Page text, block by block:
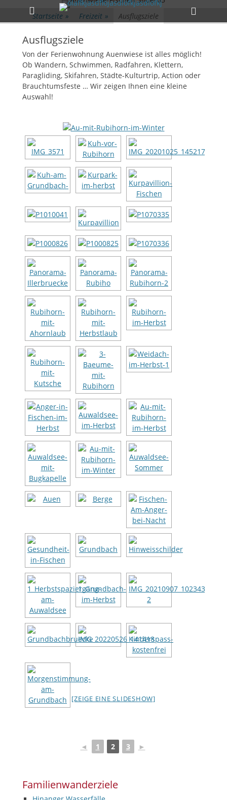
Primäres Menü
Zum
Inhalt
springen
Toggle
Startseite » Freizeit » Ausflugsziele
Ausflugsziele
Von der Ferienwohnung Auenwiese ist alles möglich!
Ob Wandern, Schwimmen, Radfahren, Klettern,
Paragliding, Skifahren, Städte-Kulturtrip, Action oder
Brauchtumsfeste … Wir zeigen Ihnen eine kleine
Auswahl!
[ZEIGE EINE SLIDESHOW]
◄ 1 2 3 ►
Familienwanderziele